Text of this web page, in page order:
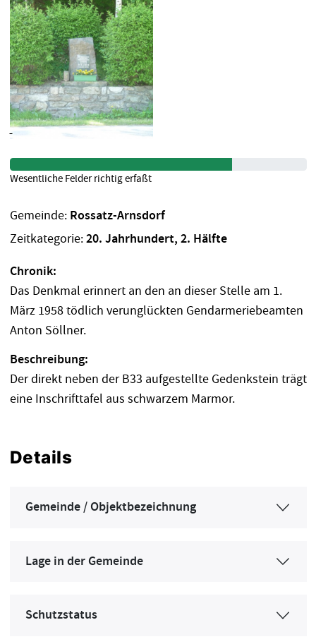
Gemeinde: Rossatz-Arnsdorf
Zeitkategorie:20. Jahrhundert, 2. Hälfte
Chronik:
Das Denkmal erinnert an den an dieser Stelle am 1.
März 1958 tödlich verunglückten Gendarmeriebeamten
Anton Söllner.
Beschreibung:
Der direkt neben der B33 aufgestellte Gedenkstein trägt
eine Inschrifttafel aus schwarzem Marmor.
Details
Gemeinde / Objektbezeichnung
Lage in der Gemeinde
Schutzstatus
Wesentliche Felder richtig erfaßt